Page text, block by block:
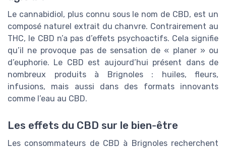
Le cannabidiol, plus connu sous le nom de CBD, est un
composé naturel extrait du chanvre. Contrairement au
THC, le CBD n’a pas d’effets psychoactifs. Cela signifie
qu’il ne provoque pas de sensation de « planer » ou
d’euphorie. Le CBD est aujourd’hui présent dans de
nombreux produits à Brignoles : huiles, fleurs,
infusions, mais aussi dans des formats innovants
comme l’eau au CBD.
Les effets du CBD sur le bien-être
Les consommateurs de CBD à Brignoles recherchent